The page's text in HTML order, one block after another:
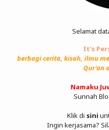
Selamat
It's
berbagi cerita, kisah, ilmu
Qur'an
Namaku
Sunnah
Klik di sini
Ingin kerjasama?